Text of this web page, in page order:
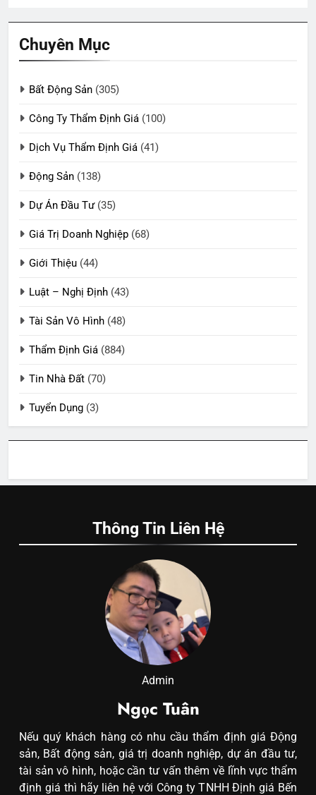
Chuyên Mục
Bất Động Sản (305)
Công Ty Thẩm Định Giá (100)
Dịch Vụ Thẩm Định Giá (41)
Động Sản (138)
Dự Án Đầu Tư(35)
Giá Trị Doanh Nghiệp (68)
Giới Thiệu (44)
Luật – Nghị Định (43)
Tài Sản Vô Hình (48)
Thẩm Định Giá (884)
Tin Nhà Đất (70)
Tuyển Dụng (3)
Thông Tin Liên Hệ
Admin
Ngọc Tuân
Nếu quý khách hàng có nhu cầu thẩm định giá Động
sản, Bất động sản, giá trị doanh nghiệp, dự án đầu tư,
tài sản vô hình, hoặc cần tư vấn thêm về lĩnh vực thẩm
định giá thì hãy liên hệ với Công ty TNHH Định giá Bến